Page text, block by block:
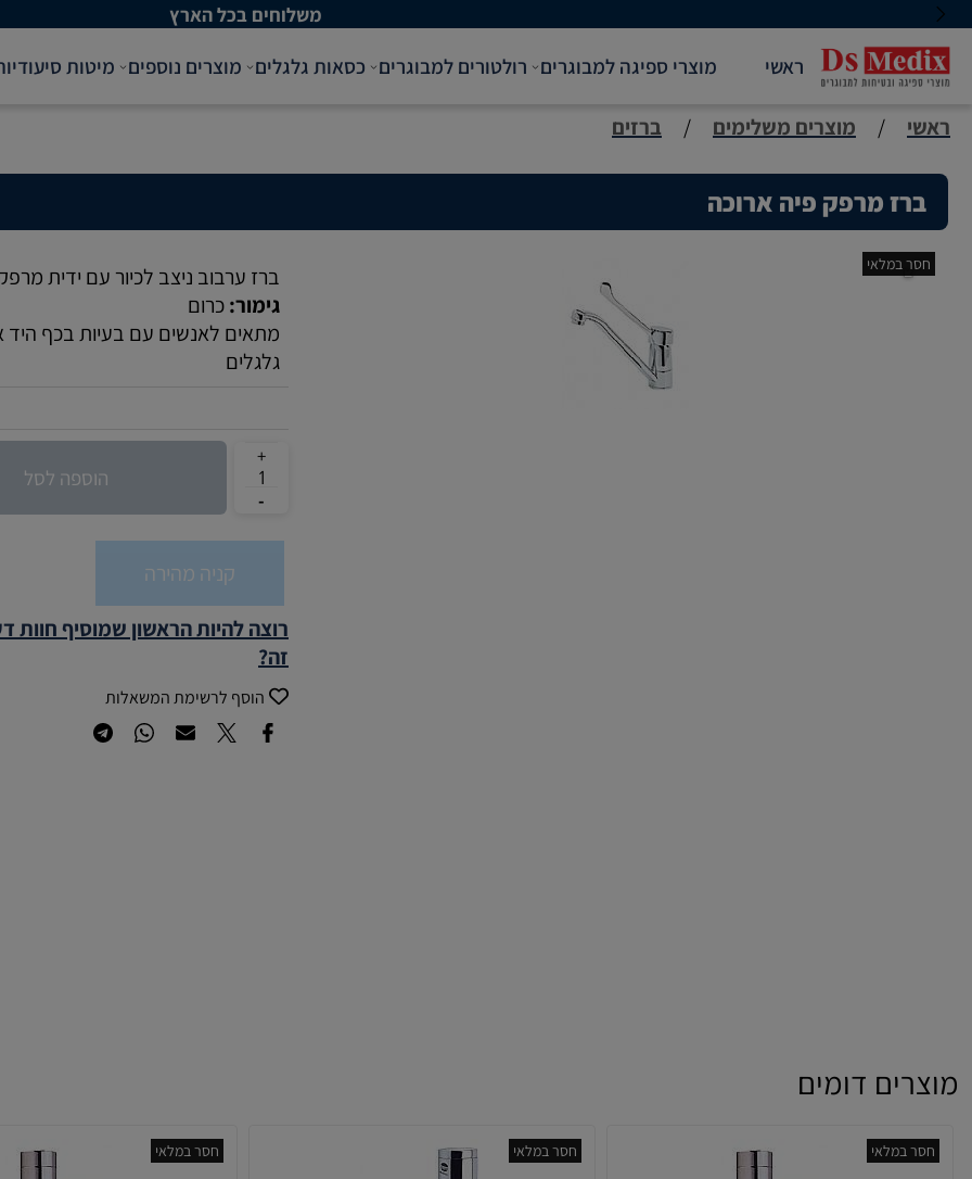
משלוחים בכל הארץ
ראשי מוצרי ספיגה למבוגרים רולטורים למבוגרים כסאות גלגלים מוצרים נוספים מיטות
ראשי / מוצרים משלימים / ברזים
ברז מרפק פיה ארוכה
חסר במלאי
ברז ערבוב ניצב לכיור עם ידית
גימור:כרום
מתאים לאנשים עם בעיות בכף היד
גלגלים
הוספה לסל
קניה מהירה
רוצה להיות הראשון שמוסיף חוות
זה?
הוסף לרשימת המשאלות
מוצרים דומים
חסר במלאי חסר במלאי חסר במלאי